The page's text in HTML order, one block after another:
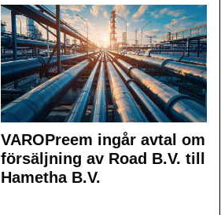
VAROPreem ingår avtal om
försäljning av Road B.V. till
Hametha B.V.